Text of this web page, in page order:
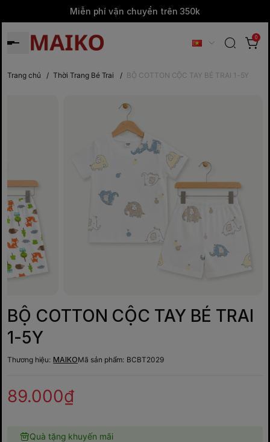
Miễn phí vận chuyển trên 350k
0
Trang chủ / Thời Trang Bé Trai / BỘ COTTON CỘC TAY BÉ TRAI 1-5Y
BỘ COTTON CỘC TAY BÉ TRAI
1-5Y
Thương hiệu: MAIKOMã sản phẩm: BCBT2029
89.000₫
Quà tặng khuyến mãi